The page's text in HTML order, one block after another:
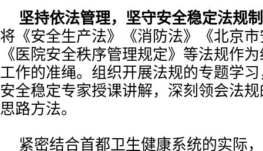
坚持依法管理，坚守安全稳定法规
将《安全生产法》《消防法》《北京
《医院安全秩序管理规定》等法规作
工作的准绳。组织开展法规的专题学
安全稳定专家授课讲解，深刻领会法
思路方法。
紧密结合首都卫生健康系统的实际